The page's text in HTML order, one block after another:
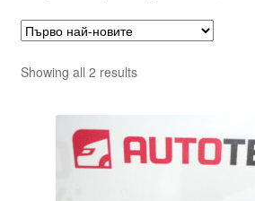
Showing all 2 resultsSorted